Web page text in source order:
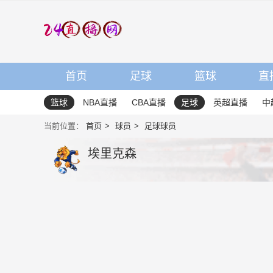
首页 足球 篮球 直
篮球 NBA直播 CBA直播 足球 英超直播 中
当前位置： 首页 球员 足球球员
埃里克森